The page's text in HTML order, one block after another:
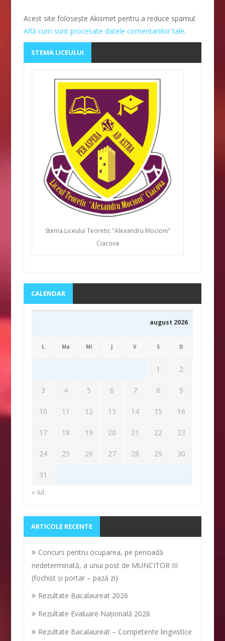
Acest site folosește Akismet pentru a reduce spamul.
Află cum sunt procesate datele comentariilor tale.
STEMA LICEULUI
Stema Liceului Teoretic "Alexandru Mocioni"
Ciacova
CALENDAR
august 2026
L Ma Mi J V S D
1 2
3 4 5 6 7 8 9
10 11 12 13 14 15 16
17 18 19 20 21 22 23
24 25 26 27 28 29 30
31
« iul.
ARTICOLE RECENTE
Concurs pentru ocuparea, pe perioadă
nedeterminată, a unui post de MUNCITOR III
(fochist și portar – pază zi)
Rezultate Bacalaureat 2026
Rezultate Evaluare Naţională 2026
Rezultate Bacalaureat – Competente lingvistice